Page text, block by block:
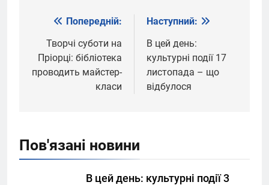
Навігація
записів
Попередній:
Творчі суботи на
Пріорці: бібліотека
проводить майстер-
класи
Наступний:
В цей день:
культурні події 17
листопада – що
відбулося
Пов'язані новини
В цей день: культурні події 3